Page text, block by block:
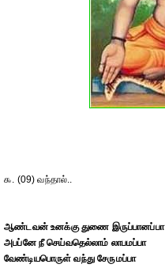
௯. (09) வந்தால்..
ஆண்டவன் உனக்கு துணை இருப்பானப்பா
அபப்னே நீ செய்வதெல்லாம் லாபமப்பா
வேண்டியபொருள் வந்து சேருமப்பா